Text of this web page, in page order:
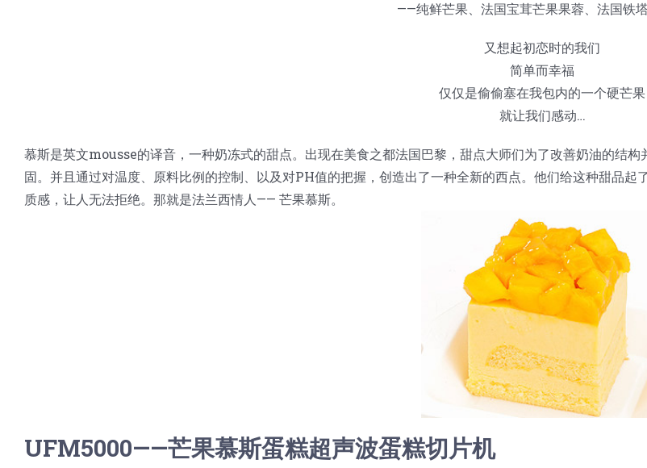
——纯鲜芒果、法国宝茸芒果果蓉、法国铁
又想起初恋时的我们
简单而幸福
仅仅是偷偷塞在我包内的一个硬芒果
就让我们感动…
慕斯是英文mousse的译音，一种奶冻式的甜点。出现在美食之都法国巴黎，甜点大师们为了改善奶油的结
固。并且通过对温度、原料比例的控制、以及对PH值的把握，创造出了一种全新的西点。他们给这种甜品
质感，让人无法拒绝。那就是法兰西情人—— 芒果慕斯。
UFM5000——芒果慕斯蛋糕超声波蛋糕切片机